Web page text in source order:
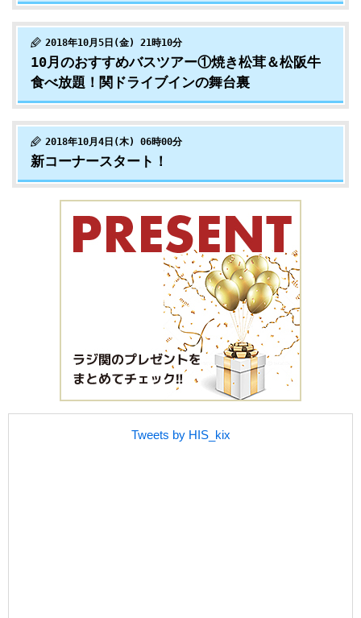
2018年10月5日(金) 21時10分
10月のおすすめバスツアー①焼き松茸＆松阪牛
食べ放題！関ドライブインの舞台裏
2018年10月4日(木) 06時00分
新コーナースタート！
Tweets by HIS_kix